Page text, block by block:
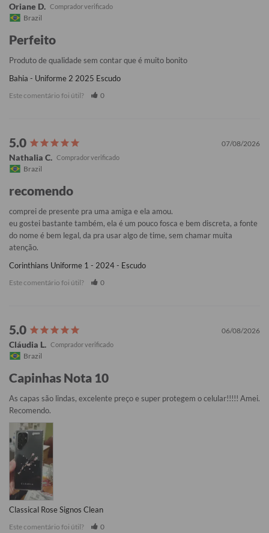
Oriane D.
Brazil
Perfeito
Produto de qualidade sem contar que é muito bonito
Bahia - Uniforme 2 2025 Escudo
Este comentário foi útil? 0
07/08/2026
Nathalia C.
Brazil
recomendo
comprei de presente pra uma amiga e ela amou.
eu gostei bastante também, ela é um pouco fosca e bem discreta, a fonte
do nome é bem legal, da pra usar algo de time, sem chamar muita
atenção.
Corinthians Uniforme 1 - 2024 - Escudo
Este comentário foi útil? 0
06/08/2026
Cláudia L.
Brazil
Capinhas Nota 10
As capas são lindas, excelente preço e super protegem o celular!!!!! Amei.
Recomendo.
Classical Rose Signos Clean
Este comentário foi útil? 0